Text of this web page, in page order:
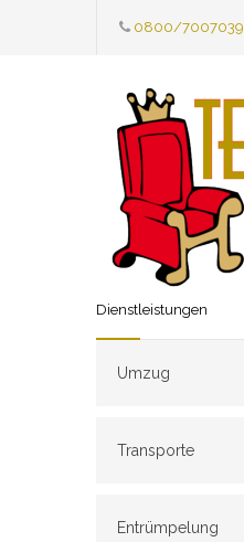
0800/7007039
Dienstleistungen
Umzug
Transporte
Entrümpelung